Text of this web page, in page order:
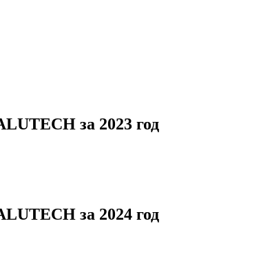
за 2023 год
за 2024 год